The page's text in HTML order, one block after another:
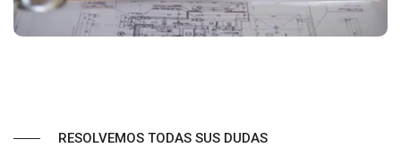
RESOLVEMOS TODAS SUS DUDAS